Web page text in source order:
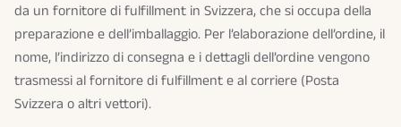
da un fornitore di fulfillment in Svizzera, che si occupa della
preparazione e dell’imballaggio. Per l’elaborazione dell’ordine, il
nome, l’indirizzo di consegna e i dettagli dell’ordine vengono
trasmessi al fornitore di fulfillment e al corriere (Posta
Svizzera o altri vettori).